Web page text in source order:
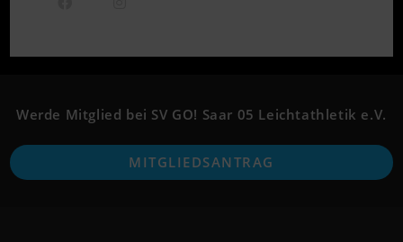
in
new
in
new
tab
Werde Mitglied bei SV GO! Saar 05 Leichtathletik e.V.
MITGLIEDSANTRAG